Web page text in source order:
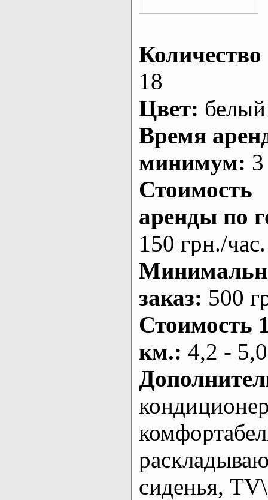
Количество
18
Цвет: белый
Время
минимум:
Стоимость
аренды по
150 грн./час.
заказ: 500
Стоимость
км.: 4,2 -
сиденья,